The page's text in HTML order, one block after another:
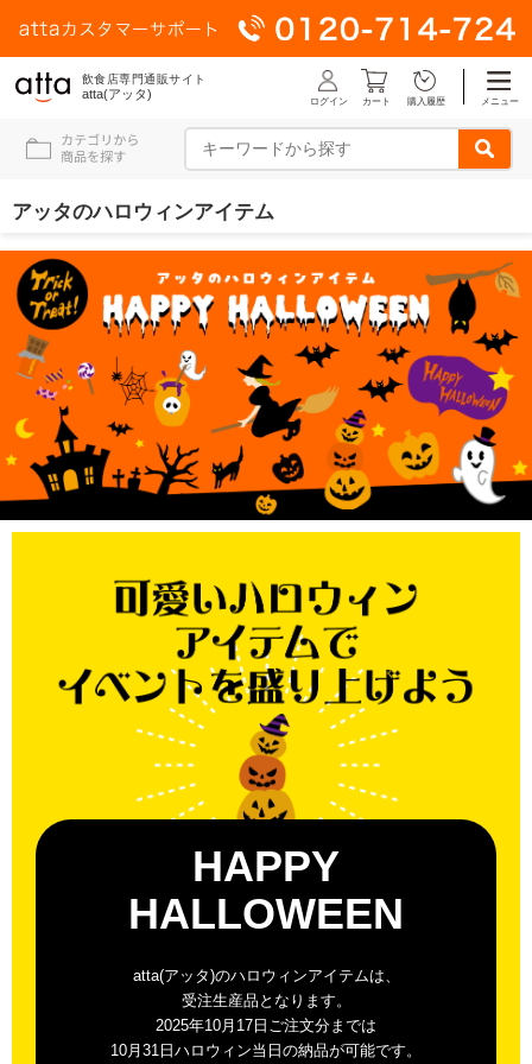
飲食店専門通販サイト
atta(アッタ) ログイン カート 購入履歴 メニュー
アッタのハロウィンアイテム
HAPPY
HALLOWEEN
atta(アッタ)のハロウィンアイテムは、
受注生産品となります。
2025年10月17日ご注文分までは
10月31日ハロウィン当日の納品が可能です。